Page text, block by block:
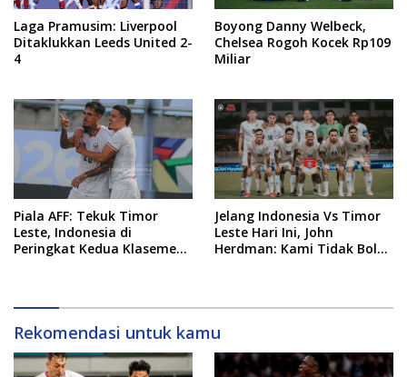
Laga Pramusim: Liverpool
Ditaklukkan Leeds United 2-
4
Boyong Danny Welbeck,
Chelsea Rogoh Kocek Rp109
Miliar
Piala AFF: Tekuk Timor
Leste, Indonesia di
Peringkat Kedua Klasemen
Jelang Indonesia Vs Timor
Leste Hari Ini, John
Herdman: Kami Tidak Boleh
Rekomendasi untuk kamu